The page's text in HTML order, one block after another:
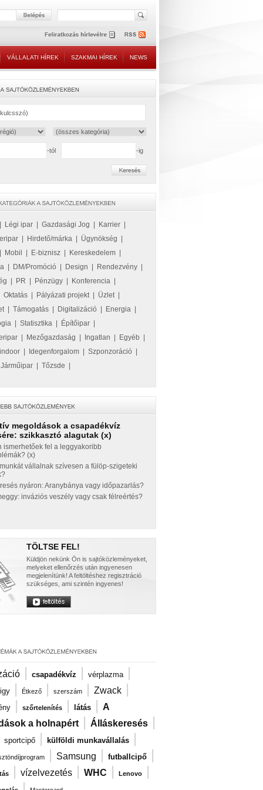
VÁLLALATI HÍREK SZAKMAI HÍREK NEWS
-tól -ig
Légi ipar Gazdasági Jog Karrier
Hirdető/márka Ügynökség
Mobil E-biznisz Kereskedelem
DM/Promóció Design Rendezvény
PR Pénzügy Konferencia
Oktatás Pályázati projekt| Üzlet|
| Támogatás Digitalizáció Energia
Statisztika Építőipar
Mezőgazdaság Ingatlan Egyéb
Idegenforgalom Szponzoráció
Járműipar Tőzsde
megoldások a csapadékvíz
szikkasztó alagutak (x)
ismerhetőek fel a leggyakoribb
(x)
vállalnak szívesen a fülöp-szigeteki
nyáron: Aranybánya vagy időpazarlás?
inváziós veszély vagy csak félreértés?
TÖLTSE FEL!
Küldjön nekünk Ön is sajtóközleményeket,
melyeket ellenőrzés után ingyenesen
megjelenítünk! A feltöltéshez regisztráció
szükséges, ami szintén ingyenes!
| csapadékvíz | vérplazma |
| Étkező | szerszám | Zwack |
| szőrtelenítés | látás | A
a holnapért | Álláskeresés |
sportcipő | külföldi munkavállalás |
| Samsung | futballcipő |
| vízelvezetés | WHC | Lenovo |